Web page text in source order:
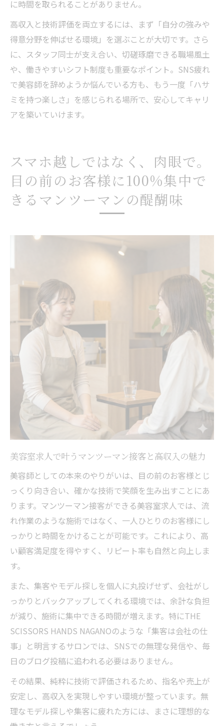
に時間を取られることがありません。
高収入と技術評価を両立するには、まず「自分の強みや
得意分野を伸ばせる環境」を選ぶことが大切です。さら
に、スタッフ同士が支え合い、切磋琢磨できる職場風土
や、働きやすいシフト制度も重要なポイント。SNS疲れ
で美容師を辞めようか悩んでいる方も、もう一度「ハサ
ミを持つ楽しさ」を感じられる場所で、安心してキャリ
アを築いていけます。
スマホ越しではなく、肉眼で。
目の前のお客様に100%集中で
きるマンツーマンの醍醐味
美容室求人で叶うマンツーマン接客と高収入の魅力
美容師としての本来のやりがいは、目の前のお客様とじ
っくり向き合い、確かな技術で笑顔を生み出すことにあ
ります。マンツーマン接客ができる美容室求人では、流
れ作業のような施術ではなく、一人ひとりのお客様にし
っかりと時間をかけることが可能です。これにより、高
い顧客満足度を得やすく、リピート率も自然と向上しま
す。
また、集客やモデル探しを個人に丸投げせず、会社がし
っかりとバックアップしてくれる環境では、余計な負担
が減り、施術に集中できる時間が増えます。特にTHE
SCISSORS HANDS NAGANOのような「集客は会社の仕
事」と明言するサロンでは、SNSでの無理な発信や、毎
日のブログ投稿に追われる必要はありません。
その結果、純粋に技術で評価されるため、指名や売上が
安定し、高収入を実現しやすい環境が整っています。無
理なモデル探しや集客に疲れた方には、まさに理想的な